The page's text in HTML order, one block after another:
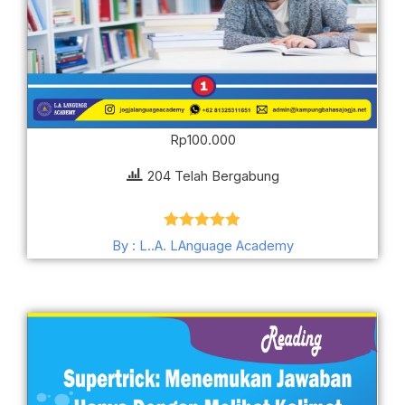
Rp100.000
204 Telah Bergabung
Dinilai4.85
dari 5
By : L..A. LAnguage Academy